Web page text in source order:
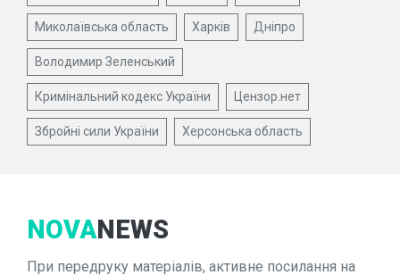
Миколаївська область Харків Дніпро
Володимир Зеленський
Кримінальний кодекс України Цензор.нет
Збройні сили України Херсонська область
NOVANEWS
При передруку матеріалів, активне посилання на